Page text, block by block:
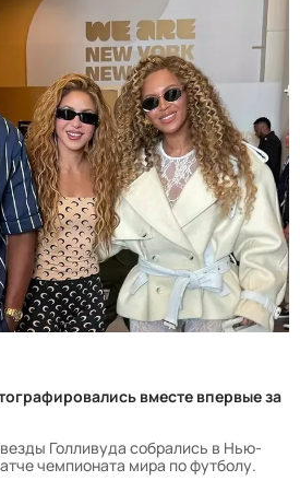
вместе впервые за
Голливуда собрались в Нью-
чемпионата мира по футболу.